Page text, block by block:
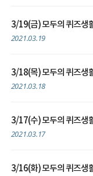
3/19(금) 모두의 퀴즈생
2021.03.19
3/18(목) 모두의 퀴즈생
2021.03.18
3/17(수) 모두의 퀴즈생
2021.03.17
3/16(화) 모두의 퀴즈생